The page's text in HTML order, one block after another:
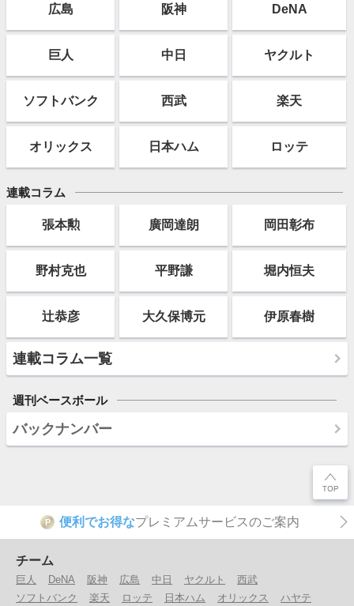
広島 阪神 DeNA
巨人 中日 ヤクルト
ソフトバンク 西武 楽天
オリックス 日本ハム ロッテ
連載コラム
張本勲 廣岡達朗 岡田彰布
野村克也 平野謙 堀内恒夫
辻恭彦 大久保博元 伊原春樹
連載コラム一覧
週刊ベースボール
バックナンバー
P 便利でお得なプレミアムサービスのご案内
チーム
巨人 DeNA 阪神 広島 中日 ヤクルト
西武
ソフトバンク
楽天 ロッテ 日本ハム オリックス ハヤテ